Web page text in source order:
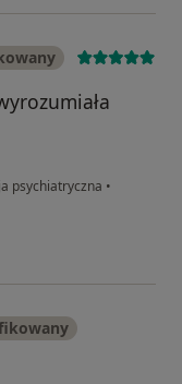
psychiatryczna •